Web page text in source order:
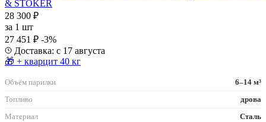
& STOKER
28 300 ₽
за 1 шт
27 451 ₽ -3%
Доставка: с 17 августа
🎁 + кварцит 40 кг
Объём парилки
6–14 м³
Топливо
дрова
Материал
Сталь